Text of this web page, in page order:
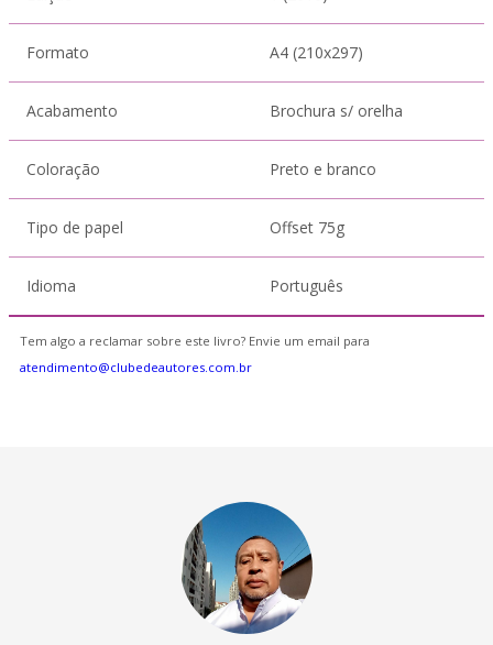
Formato A4 (210x297)
Acabamento Brochura s/ orelha
Coloração Preto e branco
Tipo de papel Offset 75g
Idioma Português
Tem algo a reclamar sobre este livro? Envie um email para
atendimento@clubedeautores.com.br